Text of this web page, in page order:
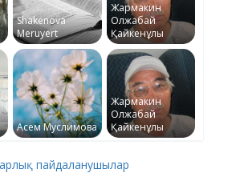
Shakenova
Meruyert
Жармакин
Олжабай
Қайкенұлы
Асем Муслимова
Жармакин
Олжабай
Қайкенұлы
пайдаланушылар